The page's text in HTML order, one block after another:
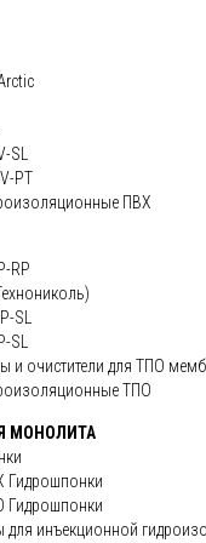
SL
PT
ПВХ
RP
SL
SL
и очистители для ТПО
ТПО
МОНОЛИТА
Гидрошпонки
Гидрошпонки
для инъекционной